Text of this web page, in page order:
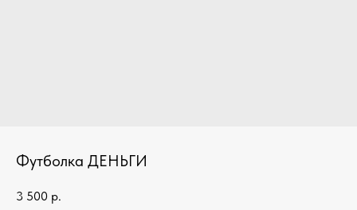
Футболка ДЕНЬГИ
3 500 р.